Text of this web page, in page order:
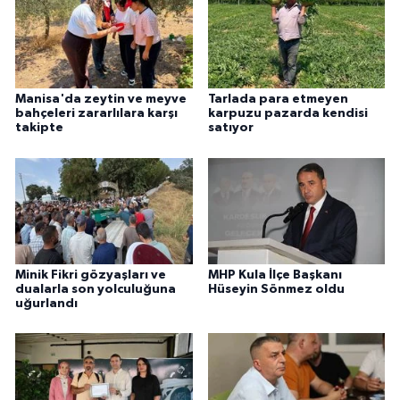
Manisa'da zeytin ve meyve
bahçeleri zararlılara karşı
takipte
Tarlada para etmeyen
karpuzu pazarda kendisi
satıyor
Minik Fikri gözyaşları ve
dualarla son yolculuğuna
uğurlandı
MHP Kula İlçe Başkanı
Hüseyin Sönmez oldu